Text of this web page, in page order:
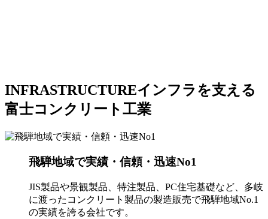
INFRASTRUCTUREインフラを支える
富士コンクリート工業
飛騨地域で実績・信頼・迅速No1
JIS製品や景観製品、特注製品、PC住宅基礎など、多岐
に渡ったコンクリート製品の製造販売で飛騨地域No.1
の実績を誇る会社です。